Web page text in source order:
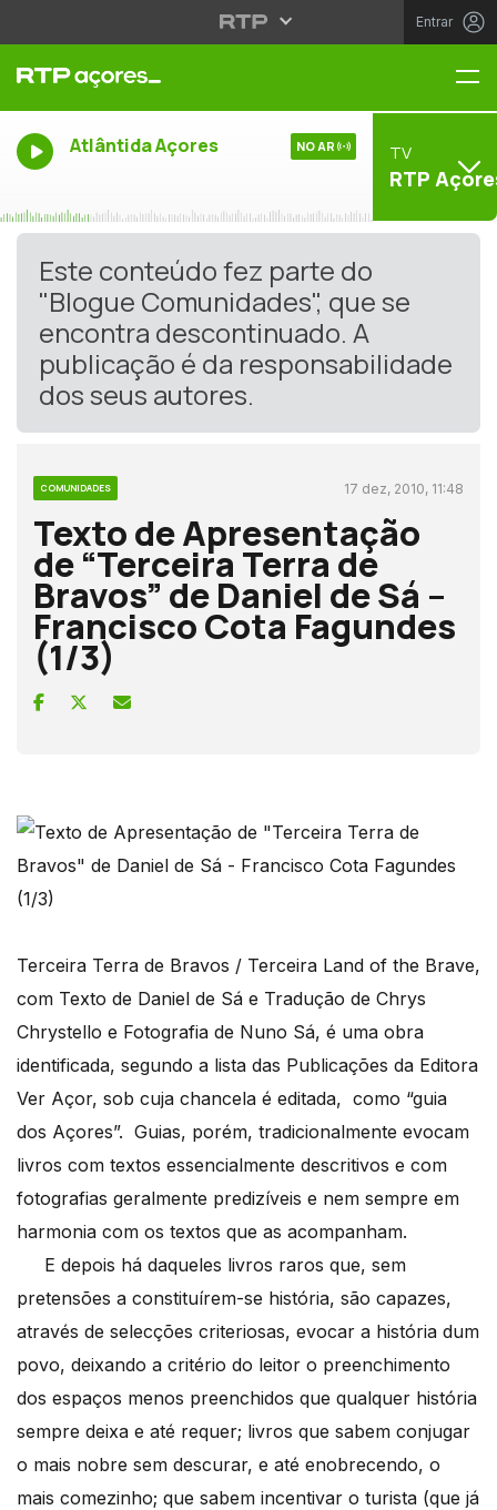
Entrar
Atlântida Açores NO AR TV
RTP
Este conteúdo fez parte do
"Blogue Comunidades", que se
encontra descontinuado. A
publicação é da responsabilidade
dos seus autores.
COMUNIDADES 17 dez, 2010, 11:48
Texto de Apresentação
de “Terceira Terra de
Bravos” de Daniel de Sá –
Francisco Cota Fagundes
(1/3)
Terceira Terra de Bravos / Terceira Land of the Brave,
com Texto de Daniel de Sá e Tradução de Chrys
Chrystello e Fotografia de Nuno Sá, é uma obra
identificada, segundo a lista das Publicações da Editora
Ver Açor, sob cuja chancela é editada, como “guia
dos Açores”. Guias, porém, tradicionalmente evocam
livros com textos essencialmente descritivos e com
fotografias geralmente predizíveis e nem sempre em
harmonia com os textos que as acompanham.
E depois há daqueles livros raros que, sem
pretensões a constituírem-se história, são capazes,
através de selecções criteriosas, evocar a história dum
povo, deixando a critério do leitor o preenchimento
dos espaços menos preenchidos que qualquer história
sempre deixa e até requer; livros que sabem conjugar
o mais nobre sem descurar, e até enobrecendo, o
mais comezinho; que sabem incentivar o turista (que já